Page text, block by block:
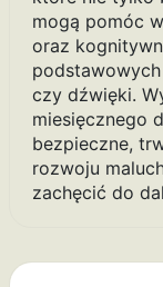
mogą pomóc
oraz
czy dźwięki.
miesięcznego
bezpieczne,
rozwoju
zachęcić do